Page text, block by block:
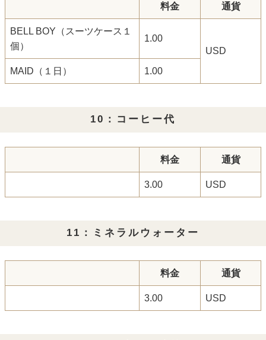
料金 通貨
BELL BOY（スーツケース１
個）
1.00
USD
MAID（１日）
1.00
10：コーヒー代
料金 通貨
3.00 USD
11：ミネラルウォーター
料金 通貨
3.00 USD